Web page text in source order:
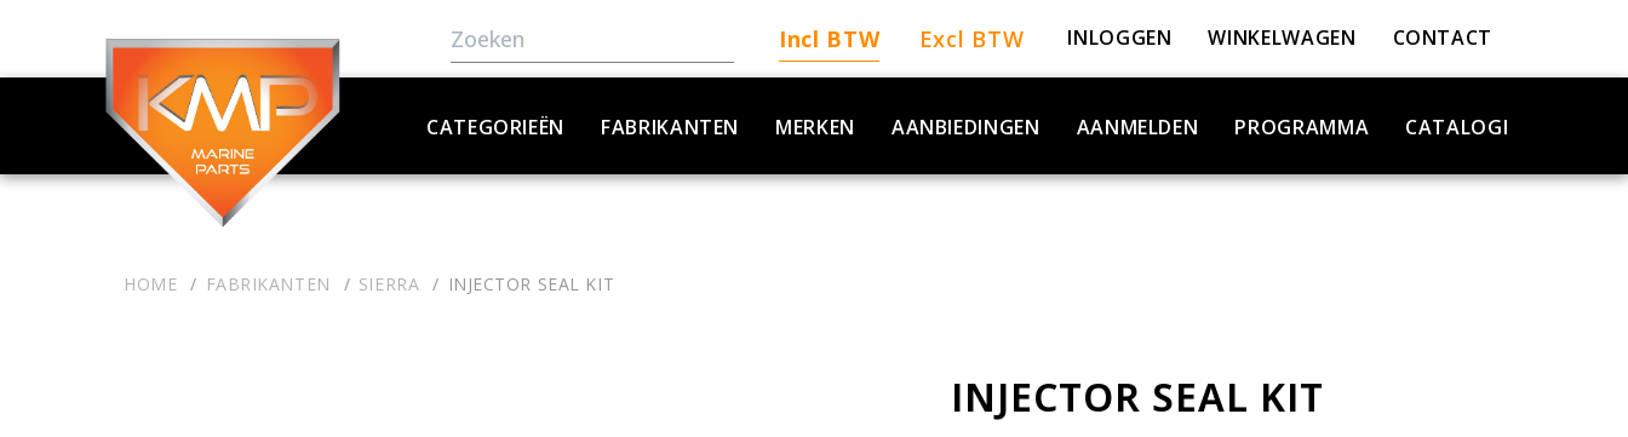
Incl BTW Excl BTW INLOGGEN WINKELWAGEN CONTACT
CATEGORIEËN FABRIKANTEN MERKEN AANBIEDINGEN AANMELDEN PROGRAMMA CATALOGI
HOME FABRIKANTEN SIERRA INJECTOR SEAL KIT
INJECTOR SEAL KIT